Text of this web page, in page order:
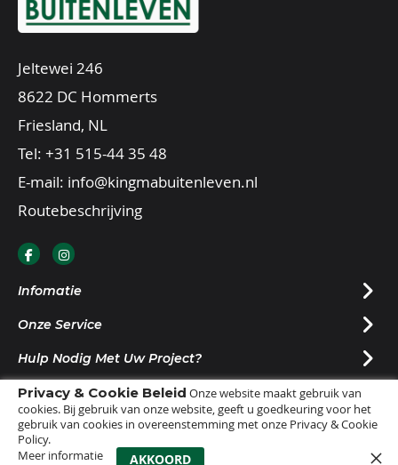
Privacy & Cookie Beleid Onze website maakt gebruik van
cookies. Bij gebruik van onze website, geeft u goedkeuring voor het
gebruik van cookies in overeenstemming met onze Privacy & Cookie
Policy.
Meer informatie
AKKOORD
Jeltewei 246
8622 DC Hommerts
Friesland, NL
Tel: +31 515-44 35 48
E-mail: info@kingmabuitenleven.nl
Routebeschrijving
Infomatie
Onze Service
Hulp Nodig Met Uw Project?
Nieuwsbrief Ontvangen?